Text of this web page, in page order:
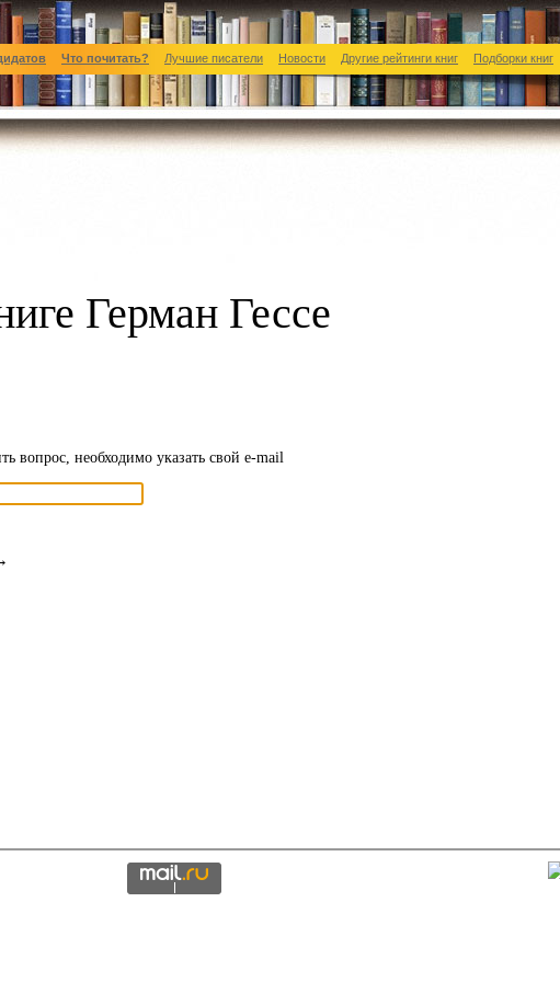
Что почитать? Лучшие писатели Новости Другие рейтинги книг Подборки книг
Герман Гессе
вопрос, необходимо указать свой e-mail